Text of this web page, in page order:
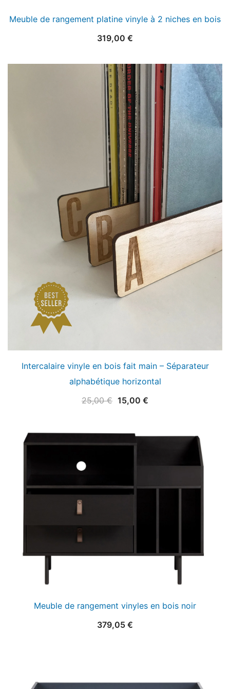
Meuble de rangement platine vinyle à 2 niches en bois
319,00 €
Intercalaire vinyle en bois fait main – Séparateur
alphabétique horizontal
25,00€ Le
15,00 €
Meuble de rangement vinyles en bois noir
379,05 €